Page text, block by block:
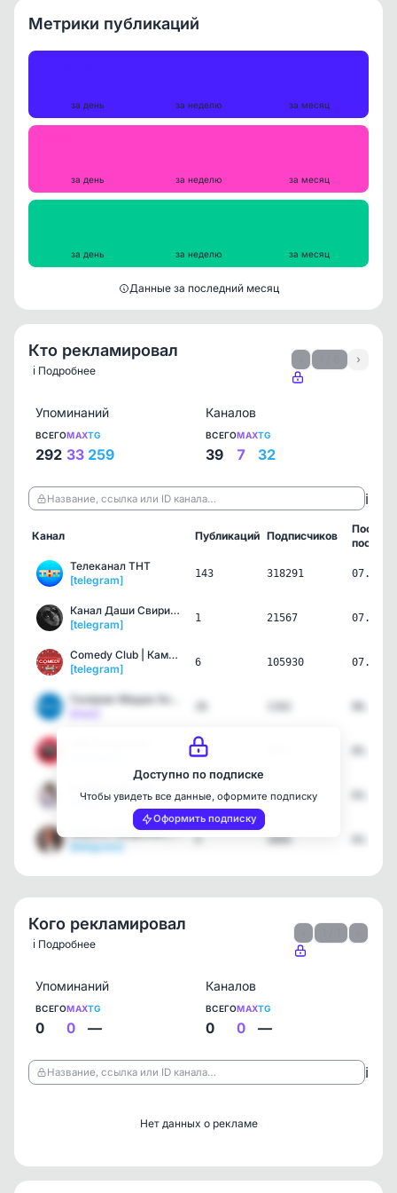
Метрики публикаций
за день за неделю за месяц
за день за неделю за месяц
за день за неделю за месяц
Данные за последний месяц
Кто рекламировал
ℹ️ Подробнее
›
Упоминаний
ВСЕГО
292
MAX
33
TG
259
Каналов
ВСЕГО
39
MAX
7
TG
32
Название, ссылка или ID канала… ℹ️
Канал Публикаций Подписчиков
пост
Телеканал ТНТ
[telegram]
143 318291
Канал Даши Свириденко
[telegram]
1 21567
Comedy Club | Камеди клаб
[telegram]
6 105930
44
[telegram]
1 20441
Никита Панфилов | Официа…
[telegram]
5 3995
Доступно по подписке
Чтобы увидеть все данные, оформите подписку
Оформить подписку
Кого рекламировал
ℹ️ Подробнее
Упоминаний
ВСЕГО
0
MAX
0
TG
—
Каналов
ВСЕГО
0
MAX
0
TG
—
Название, ссылка или ID канала… ℹ️
Нет данных о рекламе